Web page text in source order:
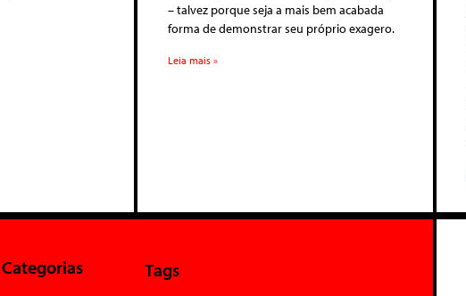
– talvez porque seja a mais bem acabada
forma de demonstrar seu próprio exagero.
Leia mais »
Categorias Tags